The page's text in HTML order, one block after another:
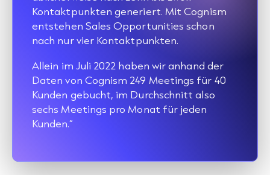
Kontaktpunkten generiert. Mit Cognism
entstehen Sales Opportunities schon
nach nur vier Kontaktpunkten.
Allein im Juli 2022 haben wir anhand der
Daten von Cognism 249 Meetings für 40
Kunden gebucht, im Durchschnitt also
sechs Meetings pro Monat für jeden
Kunden.“